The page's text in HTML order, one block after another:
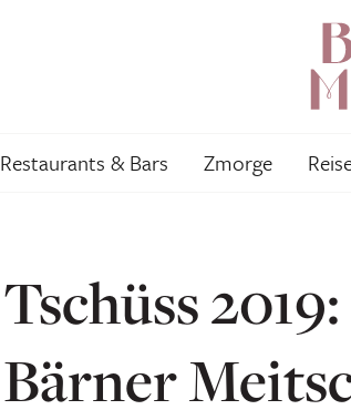
Restaurants & Bars Zmorge
Tschüss
Bärner